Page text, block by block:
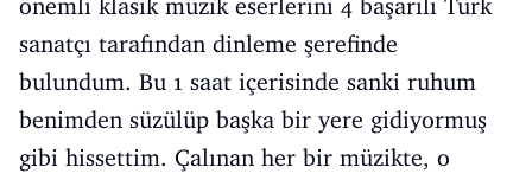
önemli klasik müzik eserlerini 4 başarılı Türk
sanatçı tarafından dinleme şerefinde
bulundum. Bu 1 saat içerisinde sanki ruhum
benimden süzülüp başka bir yere gidiyormuş
gibi hissettim. Çalınan her bir müzikte, o